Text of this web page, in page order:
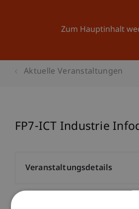
Zum Hauptinhalt
Aktuelle Veranstaltungen
FP7-ICT Industrie
Veranstaltungsdetails